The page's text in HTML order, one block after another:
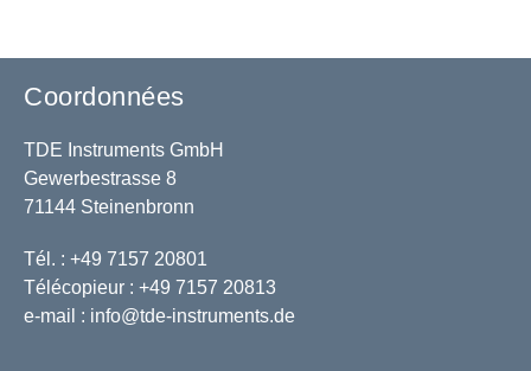
Coordonnées
TDE Instruments GmbH
Gewerbestrasse 8
71144 Steinenbronn
Tél. : +49 7157 20801
Télécopieur : +49 7157 20813
e-mail : info@tde-instruments.de